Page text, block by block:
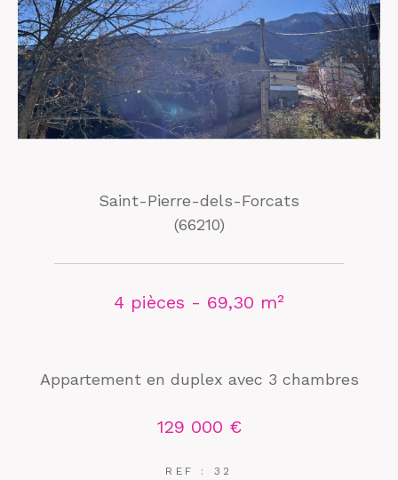
Saint-Pierre-dels-Forcats
(66210)
4 pièces - 69,30 m²
Appartement en duplex avec 3 chambres
129 000 €
REF : 32